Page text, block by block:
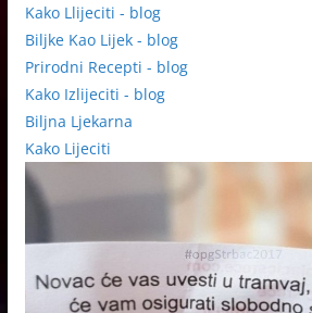
Kako Llijeciti - blog
Biljke Kao Lijek - blog
Prirodni Recepti - blog
Kako Izlijeciti - blog
Biljna Ljekarna
Kako Lijeciti